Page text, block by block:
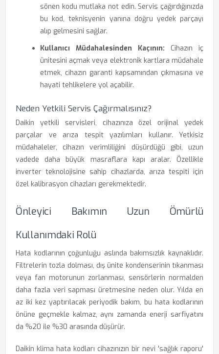
sönen kodu mutlaka not edin. Servis çağırdığınızda
bu kod, teknisyenin yanına doğru yedek parçayı
alıp gelmesini sağlar.
Kullanıcı Müdahalesinden Kaçının: Cihazın iç
ünitesini açmak veya elektronik kartlara müdahale
etmek, cihazın garanti kapsamından çıkmasına ve
hayati tehlikelere yol açabilir.
Neden Yetkili Servis Çağırmalısınız?
Daikin yetkili servisleri, cihazınıza özel orijinal yedek
parçalar ve arıza tespit yazılımları kullanır. Yetkisiz
müdahaleler, cihazın verimliliğini düşürdüğü gibi, uzun
vadede daha büyük masraflara kapı aralar. Özellikle
inverter teknolojisine sahip cihazlarda, arıza tespiti için
özel kalibrasyon cihazları gerekmektedir.
Önleyici Bakımın Uzun Ömürlü
Kullanımdaki Rolü
Hata kodlarının çoğunluğu aslında bakımsızlık kaynaklıdır.
Filtrelerin tozla dolması, dış ünite kondenserinin tıkanması
veya fan motorunun zorlanması, sensörlerin normalden
daha fazla veri sapması üretmesine neden olur. Yılda en
az iki kez yaptırılacak periyodik bakım, bu hata kodlarının
önüne geçmekle kalmaz, aynı zamanda enerji sarfiyatını
da %20 ile %30 arasında düşürür.
Daikin klima hata kodları cihazınızın bir nevi 'sağlık raporu'